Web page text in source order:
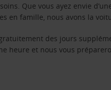
Que vous ayez envie
en famille, nous avons la
des jours
heure et nous vous